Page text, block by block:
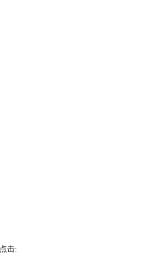
点击: